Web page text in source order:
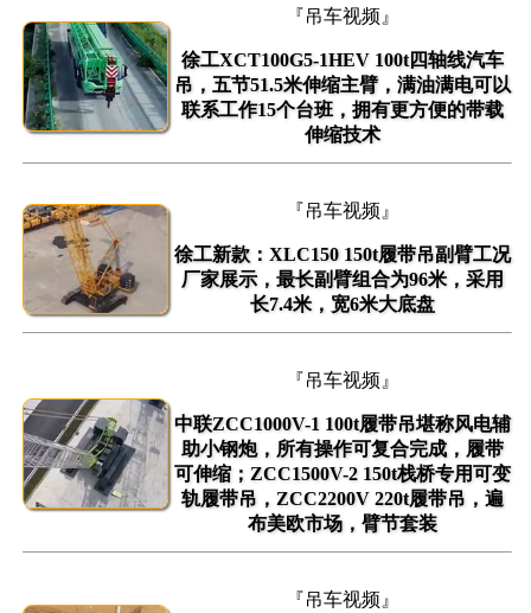
『吊车视频』
徐工XCT100G5-1HEV 100t四轴线汽车
吊，五节51.5米伸缩主臂，满油满电可以
联系工作15个台班，拥有更方便的带载
伸缩技术
『吊车视频』
徐工新款：XLC150 150t履带吊副臂工况
厂家展示，最长副臂组合为96米，采用
长7.4米，宽6米大底盘
『吊车视频』
中联ZCC1000V-1 100t履带吊堪称风电辅
助小钢炮，所有操作可复合完成，履带
可伸缩；ZCC1500V-2 150t栈桥专用可变
轨履带吊，ZCC2200V 220t履带吊，遍
布美欧市场，臂节套装
『吊车视频』